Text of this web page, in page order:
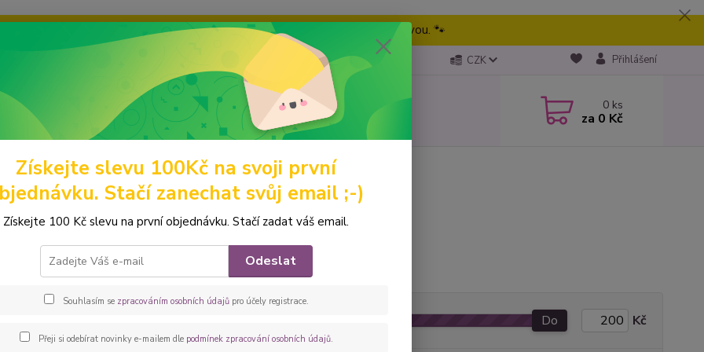
grafiku? Mám jich mnohem víc – napište mi a společně vybereme tu pravou. 🐾
CZK Přihlášení
Hledat 0 ks
za 0 Kč
Hrnky, termohrnky a tumblery Sezónní nabídka HRNKY - VÁNOČNÍ
- VÁNOČNÍ
PEJSCI
Do Kč
Získejte slevu 100Kč na svoji první
Stačí zanechat svůj email ;-)
Získejte 100 Kč slevu na první objednávku. Stačí zadat váš email.
Odeslat
Souhlasím se zpracováním osobních údajůpro účely registrace.
Přeji si odebírat novinky e-mailem dle podmínek zpracování osobních údajů.